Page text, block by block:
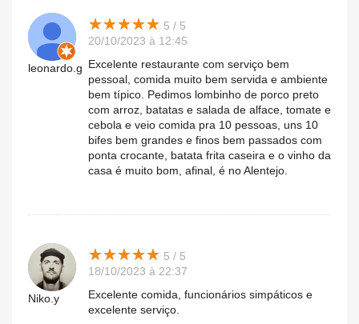
leonardo.g
★★★★★
★★★★★ 5 / 5
20/10/2023 à 12:45
Excelente restaurante com serviço bem
pessoal, comida muito bem servida e ambiente
bem típico. Pedimos lombinho de porco preto
com arroz, batatas e salada de alface, tomate e
cebola e veio comida pra 10 pessoas, uns 10
bifes bem grandes e finos bem passados com
ponta crocante, batata frita caseira e o vinho da
casa é muito bom, afinal, é no Alentejo.
Niko.y
★★★★★
★★★★★ 5 / 5
18/10/2023 à 22:37
Excelente comida, funcionários simpáticos e
excelente serviço.